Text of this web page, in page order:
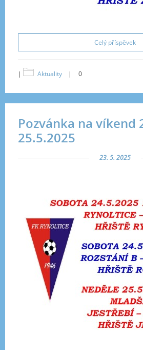
Celý příspěvek
| Aktuality | 0
Pozvánka na víkend
25.5.2025
23. 5. 2025